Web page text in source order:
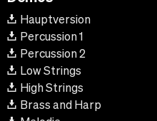
Hauptversion
Percussion 1
Percussion 2
Low Strings
High Strings
Brass and Harp